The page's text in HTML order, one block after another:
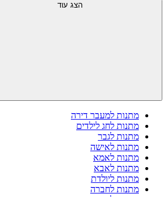
הצג עוד
מתנות למעבר דירה
מתנות לחג לילדים
מתנות לגבר
מתנות לאישה
מתנות לאמא
מתנות לאבא
מתנות ליולדת
מתנות לחברה